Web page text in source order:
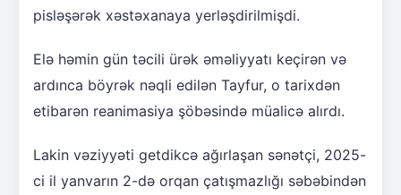
pisləşərək xəstəxanaya yerləşdirilmişdi.
Elə həmin gün təcili ürək əməliyyatı keçirən və
ardınca böyrək nəqli edilən Tayfur, o tarixdən
etibarən reanimasiya şöbəsində müalicə alırdı.
Lakin vəziyyəti getdikcə ağırlaşan sənətçi, 2025-
ci il yanvarın 2-də orqan çatışmazlığı səbəbindən